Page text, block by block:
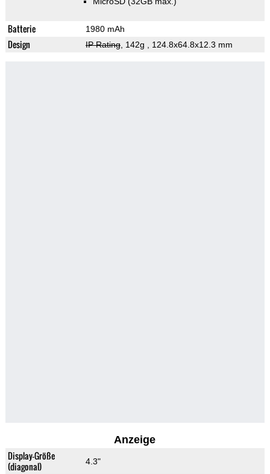
Batterie 1980 mAh
Design IP Rating, 142g , 124.8x64.8x12.3 mm
Anzeige
Display-Größe
(diagonal)
4.3"